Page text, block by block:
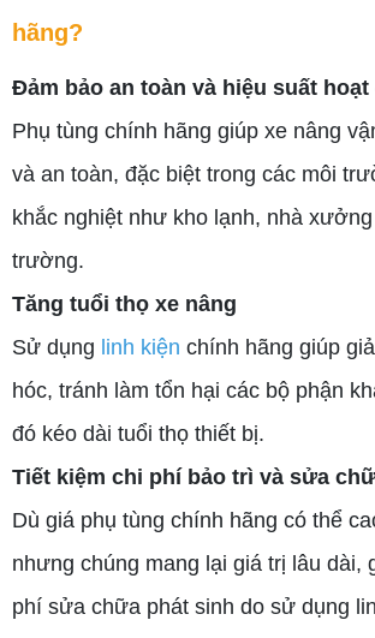
hãng?
Đảm bảo an toàn và hiệu suất hoạt
Phụ tùng chính hãng giúp xe nâng
và an toàn, đặc biệt trong các môi
khắc nghiệt như kho lạnh, nhà
trường.
Tăng tuổi thọ xe nâng
Sử dụng linh kiện chính hãng giúp
hóc, tránh làm tổn hại các bộ phận
đó kéo dài tuổi thọ thiết bị.
Tiết kiệm chi phí bảo trì và sửa
Dù giá phụ tùng chính hãng có thể
nhưng chúng mang lại giá trị lâu dài,
phí sửa chữa phát sinh do sử dụng